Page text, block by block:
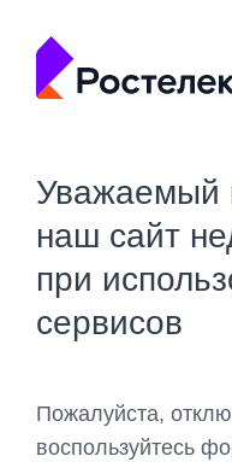
Уважаемый
наш сайт
при
сервисов
Пожалуйста,
воспользуйтесь